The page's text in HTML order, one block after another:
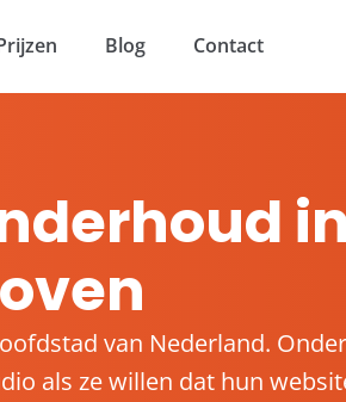
Blog Contact
in
van Nederland.
als ze willen dat hun